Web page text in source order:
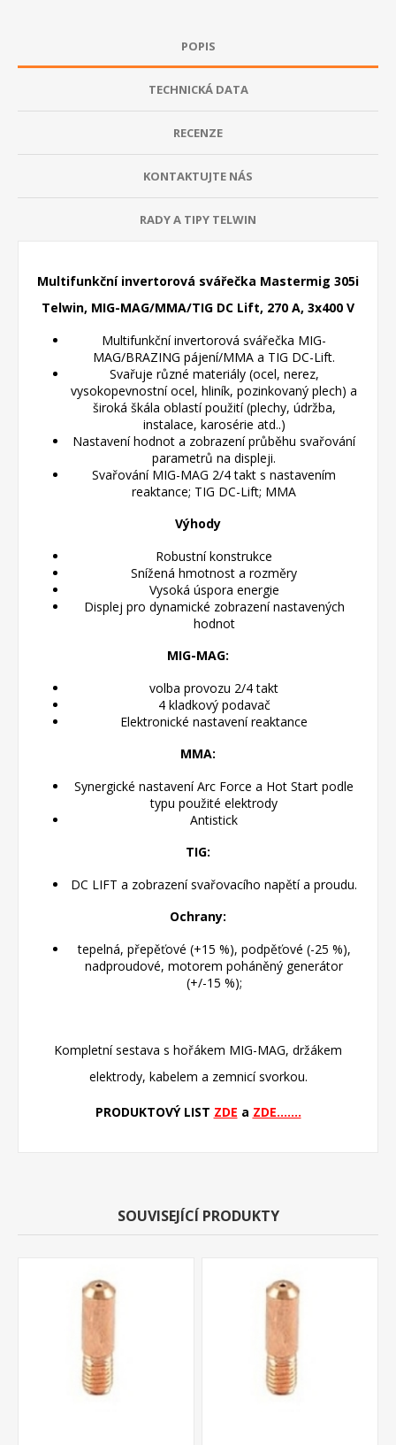
POPIS
TECHNICKÁ DATA
RECENZE
KONTAKTUJTE NÁS
RADY A TIPY TELWIN
Multifunkční invertorová svářečka Mastermig 305i
Telwin, MIG-MAG/MMA/TIG DC Lift, 270 A, 3x400 V
Multifunkční invertorová svářečka MIG-
MAG/BRAZING pájení/MMA a TIG DC-Lift.
Svařuje různé materiály (ocel, nerez,
vysokopevnostní ocel, hliník, pozinkovaný plech) a
široká škála oblastí použití (plechy, údržba,
instalace, karosérie atd..)
Nastavení hodnot a zobrazení průběhu svařování
parametrů na displeji.
Svařování MIG-MAG 2/4 takt s nastavením
reaktance; TIG DC-Lift; MMA
Výhody
Robustní konstrukce
Snížená hmotnost a rozměry
Vysoká úspora energie
Displej pro dynamické zobrazení nastavených
hodnot
MIG-MAG:
volba provozu 2/4 takt
4 kladkový podavač
Elektronické nastavení reaktance
MMA:
Synergické nastavení Arc Force a Hot Start podle
typu použité elektrody
Antistick
TIG:
DC LIFT a zobrazení svařovacího napětí a proudu.
Ochrany:
tepelná, přepěťové (+15 %), podpěťové (-25 %),
nadproudové, motorem poháněný generátor
(+/-15 %);
Kompletní sestava s hořákem MIG-MAG, držákem
elektrody, kabelem a zemnicí svorkou.
PRODUKTOVÝ LIST ZDE a ZDE.......
SOUVISEJÍCÍ PRODUKTY